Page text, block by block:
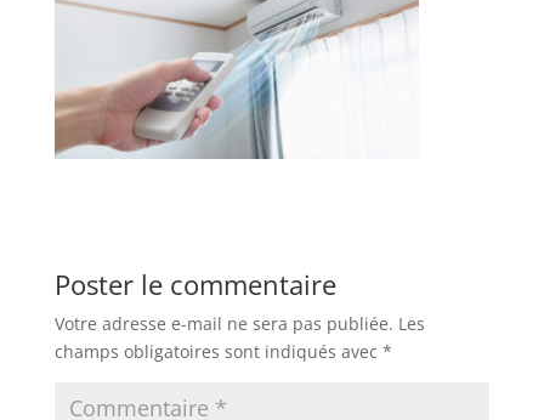
Poster le commentaire
Votre adresse e-mail ne sera pas publiée. Les
champs obligatoires sont indiqués avec *